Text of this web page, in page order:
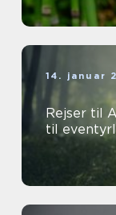
14. januar
Rejser til
til